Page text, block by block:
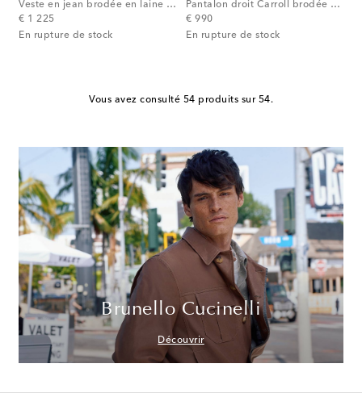
Veste en jean brodée en laine et coton
€ 1 225
original price
En rupture de stock
Pantalon droit Carroll brodée en laine
€ 990
original price
En rupture de stock
Vous avez consulté 54 produits sur 54.
Brunello Cucinelli
Découvrir